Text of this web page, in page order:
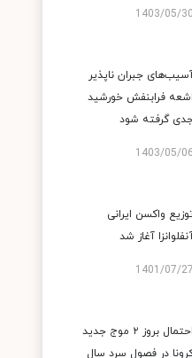
1403/05/30
جبران ناپذیر
اشعه فرابنفش خورشید
گرفته شود
1403/05/06
واکسن ایرانی
آغاز شد
1401/07/27
احتمال بروز ۲ موج جدید
در فصول سرد سال